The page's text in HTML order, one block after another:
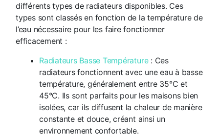
différents types de radiateurs disponibles. Ces
types sont classés en fonction de la température de
l’eau nécessaire pour les faire fonctionner
efficacement :
Radiateurs Basse Température: Ces
radiateurs fonctionnent avec une eau à basse
température, généralement entre 35°C et
45°C. Ils sont parfaits pour les maisons bien
isolées, car ils diffusent la chaleur de manière
constante et douce, créant ainsi un
environnement confortable.